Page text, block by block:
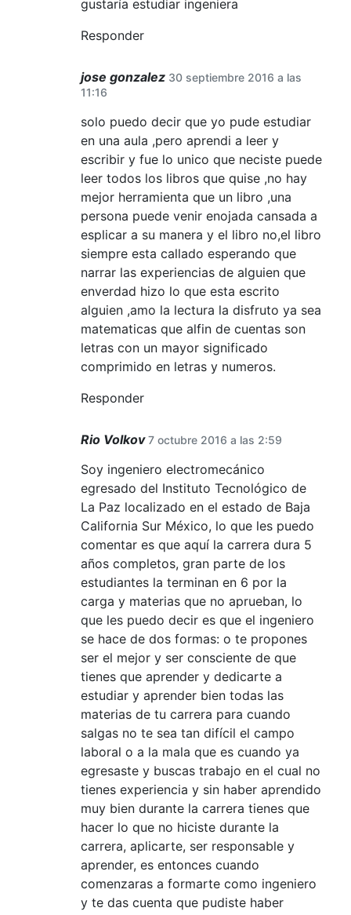
gustaría estudiar ingeniera
Responder
jose gonzalez 30 septiembre 2016 a las
11:16
solo puedo decir que yo pude estudiar
en una aula ,pero aprendi a leer y
escribir y fue lo unico que neciste puede
leer todos los libros que quise ,no hay
mejor herramienta que un libro ,una
persona puede venir enojada cansada a
esplicar a su manera y el libro no,el libro
siempre esta callado esperando que
narrar las experiencias de alguien que
enverdad hizo lo que esta escrito
alguien ,amo la lectura la disfruto ya sea
matematicas que alfin de cuentas son
letras con un mayor significado
comprimido en letras y numeros.
Responder
Rio Volkov 7 octubre 2016 a las 2:59
Soy ingeniero electromecánico
egresado del Instituto Tecnológico de
La Paz localizado en el estado de Baja
California Sur México, lo que les puedo
comentar es que aquí la carrera dura 5
años completos, gran parte de los
estudiantes la terminan en 6 por la
carga y materias que no aprueban, lo
que les puedo decir es que el ingeniero
se hace de dos formas: o te propones
ser el mejor y ser consciente de que
tienes que aprender y dedicarte a
estudiar y aprender bien todas las
materias de tu carrera para cuando
salgas no te sea tan difícil el campo
laboral o a la mala que es cuando ya
egresaste y buscas trabajo en el cual no
tienes experiencia y sin haber aprendido
muy bien durante la carrera tienes que
hacer lo que no hiciste durante la
carrera, aplicarte, ser responsable y
aprender, es entonces cuando
comenzaras a formarte como ingeniero
y te das cuenta que pudiste haber